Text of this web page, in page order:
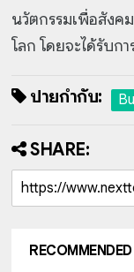
นวัตกรรมเพื่อสังค
โลก โดยจะได้รับก
ป้ายกำกับ:
SHARE: